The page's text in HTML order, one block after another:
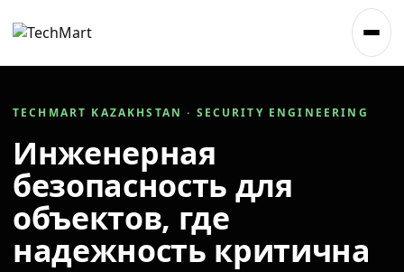
TECHMART KAZAKHSTAN · SECURITY ENGINEERING
Инженерная
безопасность для
объектов, где
надежность критична